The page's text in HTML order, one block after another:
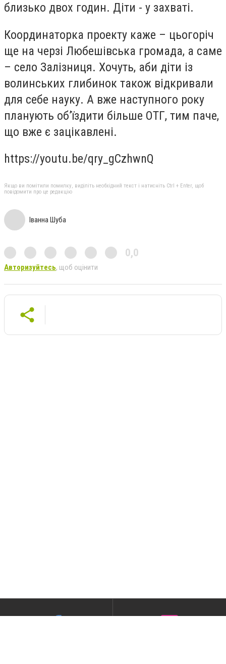
близько двох годин. Діти - у захваті.
Координаторка проекту каже – цьогоріч
ще на черзі Любешівська громада, а саме
– село Залізниця. Хочуть, аби діти із
волинських глибинок також відкривали
для себе науку. А вже наступного року
планують об’їздити більше ОТГ, тим паче,
що вже є зацікавлені.
https://youtu.be/qry_gCzhwnQ
Якщо ви помітили помилку, виділіть необхідний текст і натисніть Ctrl + Enter, щоб
повідомити про це редакцію
Іванна Шуба
0,0
Авторизуйтесь, щоб оцінити